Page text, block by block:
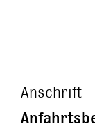
Anschrift